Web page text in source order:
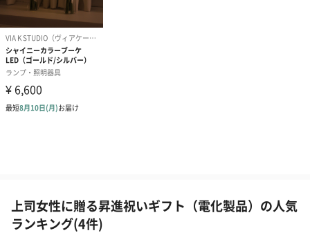
上司女性に贈る昇進祝いギフト（電化製品）の人気
ランキング(4件)